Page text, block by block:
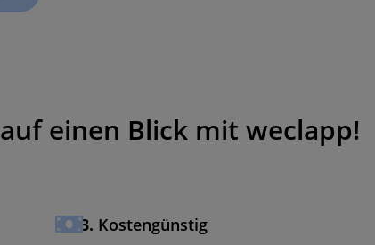
einen Blick mit weclapp!
3. Kostengünstig